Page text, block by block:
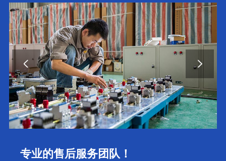
专业的售后服务团队！